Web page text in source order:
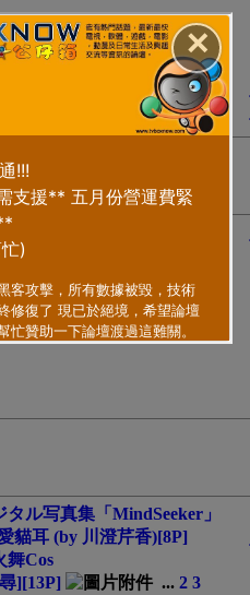
✕
[29P] ... 4 6.. 13
Tasha等)[33P] ...2 3
...2 3
林采緹)[86P]
ル写真集「MindSeeker」
貓耳 (by 川澄芹香)[8P]
舞Cos
][13P] ... 2 3